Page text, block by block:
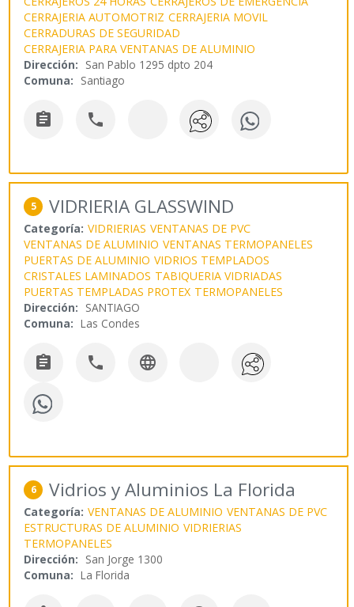
CERRAJERIA AUTOMOTRIZ CERRAJERIA MOVIL
CERRADURAS DE SEGURIDAD
CERRAJERIA PARA VENTANAS DE ALUMINIO
Dirección: San Pablo 1295 dpto 204
Comuna: Santiago
 
5 VIDRIERIA GLASSWIND
Categoría: VIDRIERIAS VENTANAS DE PVC
VENTANAS DE ALUMINIO VENTANAS TERMOPANELES
PUERTAS DE ALUMINIO VIDRIOS TEMPLADOS
CRISTALES LAMINADOS TABIQUERIA VIDRIADAS
PUERTAS TEMPLADAS PROTEX TERMOPANELES
Dirección: SANTIAGO
Comuna: Las Condes
  
6 Vidrios y Aluminios La Florida
Categoría: VENTANAS DE ALUMINIO VENTANAS DE PVC
ESTRUCTURAS DE ALUMINIO VIDRIERIAS
TERMOPANELES
Dirección: San Jorge 1300
Comuna: La Florida